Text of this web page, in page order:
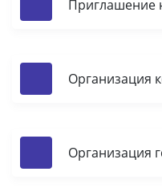
Приглашение
Организация
Организация